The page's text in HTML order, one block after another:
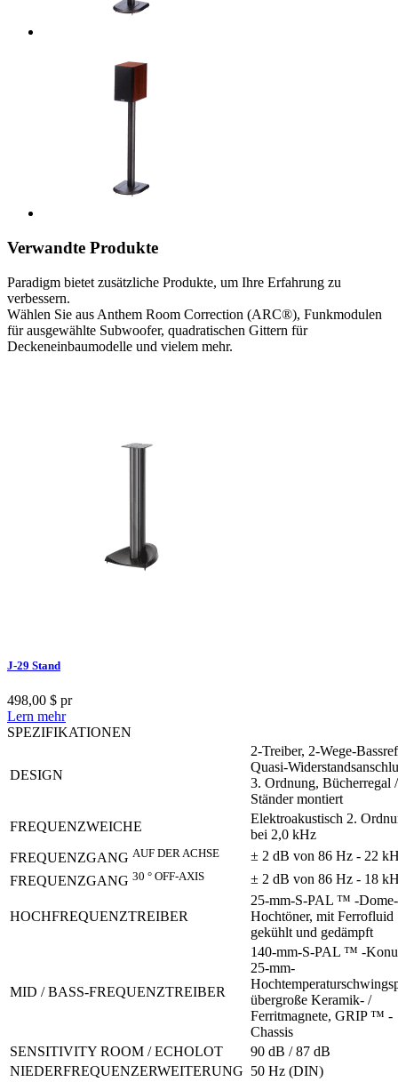
Verwandte Produkte
Paradigm bietet zusätzliche Produkte, um Ihre Erfahrung zu
verbessern.
Wählen Sie aus Anthem Room Correction (ARC®), Funkmodulen
für ausgewählte Subwoofer, quadratischen Gittern für
Deckeneinbaumodelle und vielem mehr.
J-29 Stand
498,00 $ pr
Lern mehr
SPEZIFIKATIONEN
DESIGN
2-Treiber, 2-Wege-
Quasi-
3. Ordnung, Bücherregal /
Ständer montiert
FREQUENZWEICHE
Elektroakustisch 2.
bei 2,0 kHz
FREQUENZGANG AUF DER ACHSE
± 2 dB von 86 Hz - 22
FREQUENZGANG 30 ° OFF-AXIS ± 2 dB von 86 Hz - 18
HOCHFREQUENZTREIBER
25-mm-S-PAL ™ -Dome-
Hochtöner, mit Ferrofluid
gekühlt und gedämpft
MID / BASS-FREQUENZTREIBER
140-mm-S-PAL ™ -
25-mm-
übergroße Keramik- /
Ferritmagnete, GRIP ™ -
Chassis
SENSITIVITY ROOM / ECHOLOT
90 dB / 87 dB
NIEDERFREQUENZERWEITERUNG 50 Hz (DIN)